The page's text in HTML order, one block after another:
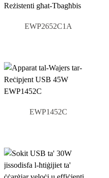
EWP2652C1A
EWP1452C